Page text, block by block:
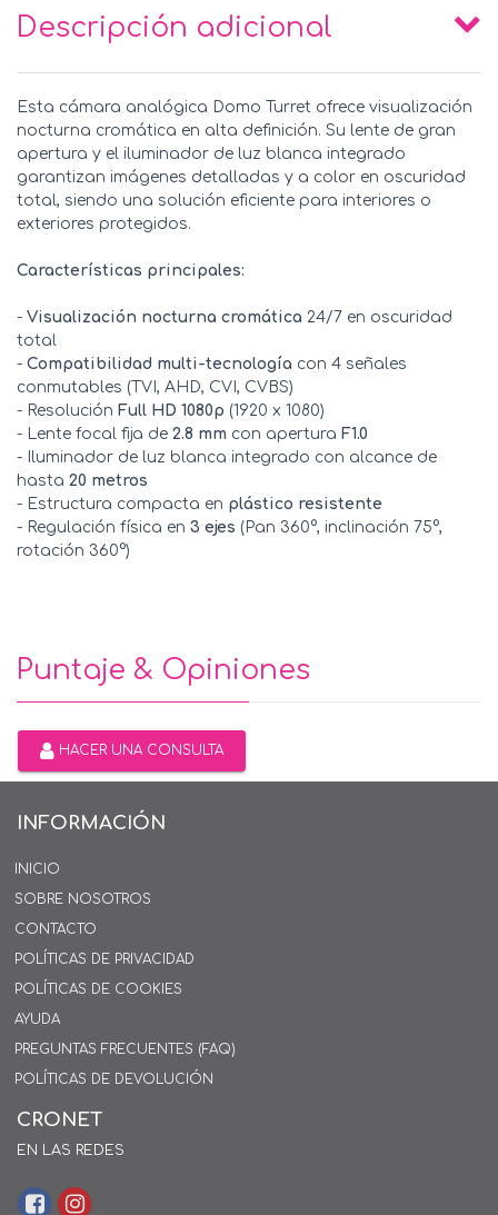
Descripción adicional
Esta cámara analógica Domo Turret ofrece visualización
nocturna cromática en alta definición. Su lente de gran
apertura y el iluminador de luz blanca integrado
garantizan imágenes detalladas y a color en oscuridad
total, siendo una solución eficiente para interiores o
exteriores protegidos.
Características principales:
- Visualización nocturna cromática 24/7 en oscuridad
total
- Compatibilidad multi-tecnología con 4 señales
conmutables (TVI, AHD, CVI, CVBS)
- Resolución Full HD 1080p (1920 x 1080)
- Lente focal fija de 2.8 mm con apertura F1.0
- Iluminador de luz blanca integrado con alcance de
hasta 20 metros
- Estructura compacta en plástico resistente
- Regulación física en 3 ejes (Pan 360°, inclinación 75°,
rotación 360°)
Puntaje & Opiniones
HACER UNA CONSULTA
INFORMACIÓN
INICIO
SOBRE NOSOTROS
CONTACTO
POLÍTICAS DE PRIVACIDAD
POLÍTICAS DE COOKIES
AYUDA
PREGUNTAS FRECUENTES (FAQ)
POLÍTICAS DE DEVOLUCIÓN
CRONET
EN LAS REDES